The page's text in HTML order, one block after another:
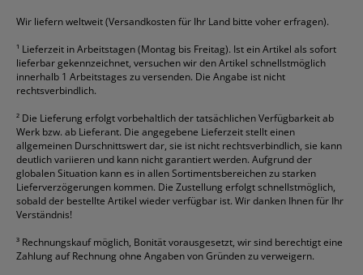
HP
alle Marken anzeigen
Wir liefern weltweit (Versandkosten für Ihr Land bitte voher erfragen).
¹ Lieferzeit in Arbeitstagen (Montag bis Freitag). Ist ein Artikel als sofort
lieferbar gekennzeichnet, versuchen wir den Artikel schnellstmöglich
innerhalb 1 Arbeitstages zu versenden. Die Angabe ist nicht
rechtsverbindlich.
² Die Lieferung erfolgt vorbehaltlich der tatsächlichen Verfügbarkeit ab
Werk bzw. ab Lieferant. Die angegebene Lieferzeit stellt einen
allgemeinen Durschnittswert dar, sie ist nicht rechtsverbindlich, sie kann
deutlich variieren und kann nicht garantiert werden. Aufgrund der
globalen Situation kann es in allen Sortimentsbereichen zu starken
Lieferverzögerungen kommen. Die Zustellung erfolgt schnellstmöglich,
sobald der bestellte Artikel wieder verfügbar ist. Wir danken Ihnen für Ihr
Verständnis!
³ Rechnungskauf möglich, Bonität vorausgesetzt, wir sind berechtigt eine
Zahlung auf Rechnung ohne Angaben von Gründen zu verweigern.